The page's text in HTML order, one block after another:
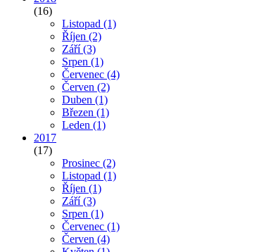
(16)
Listopad (1)
Říjen (2)
Září(3)
Srpen (1)
Červenec (4)
Červen (2)
Duben (1)
Březen (1)
Leden (1)
2017
(17)
Prosinec (2)
Listopad (1)
Říjen (1)
Září(3)
Srpen (1)
Červenec (1)
Červen (4)